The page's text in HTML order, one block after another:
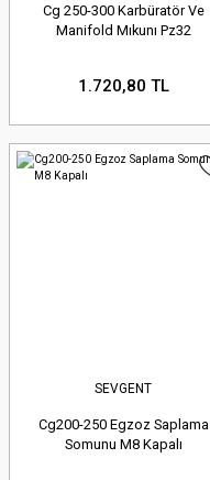
Cg 250-300 Karbüratör Ve
Manifold Mıkunı Pz32
1.720,80 TL
SEVGENT
Cg200-250 Egzoz Saplama
Somunu M8 Kapalı